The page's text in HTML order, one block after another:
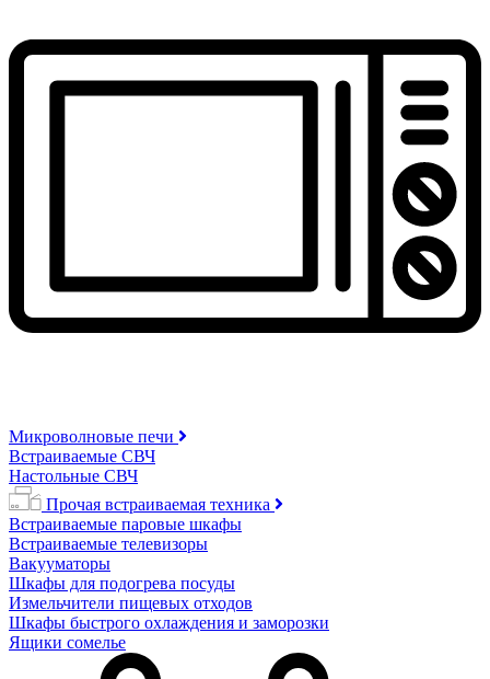
Микроволновые печи
Встраиваемые СВЧ
Настольные СВЧ
Прочая встраиваемая техника
Встраиваемые паровые шкафы
Встраиваемые телевизоры
Вакууматоры
Шкафы для подогрева посуды
Измельчители пищевых отходов
Шкафы быстрого охлаждения и заморозки
Ящики сомелье